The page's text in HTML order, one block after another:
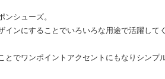
シューズ。
ンにすることでいろいろな用途で活躍してく
とでワンポイントアクセントにもなりシンプ